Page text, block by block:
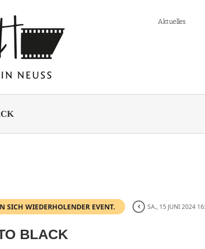
Aktuelles
SICH WIEDERHOLENDER EVENT. SA., 15 JUNI 2024
BLACK